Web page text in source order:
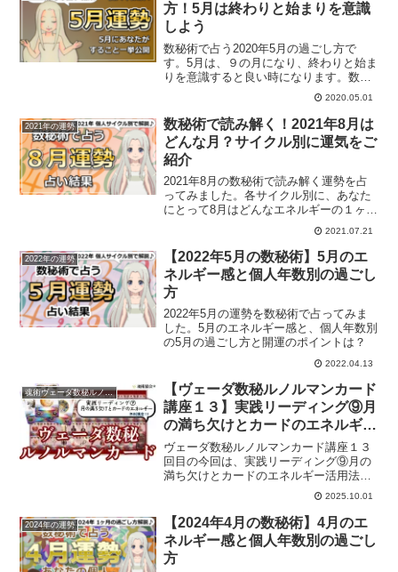
方！5月は終わりと始まりを意識
しよう
数秘術で占う2020年5月の過ごし方で
す。5月は、９の月になり、終わりと始ま
りを意識すると良い時になります。数秘
術でみる5月のオススメの過ごし方とは？
2020.05.01
2021年の運勢
数秘術で読み解く！2021年8月は
どんな月？サイクル別に運気をご
紹介
2021年8月の数秘術で読み解く運勢を占
ってみました。各サイクル別に、あなた
にとって8月はどんなエネルギーの１ヶ月
になるでしょうか？どんな過ごし方がお
すすめなのか？ご紹介していきます。
2021.07.21
2022年の運勢
【2022年5月の数秘術】5月のエ
ネルギー感と個人年数別の過ごし
方
2022年5月の運勢を数秘術で占ってみま
した。5月のエネルギー感と、個人年数別
の5月の過ごし方と開運のポイントは？
2022.04.13
魂術ヴェーダ数秘ルノルマンカード
【ヴェーダ数秘ルノルマンカード
講座１３】実践リーディング⑨月
の満ち欠けとカードのエネルギー
活用法
ヴェーダ数秘ルノルマンカード講座１３
回目の今回は、実践リーディング⑨月の
満ち欠けとカードのエネルギー活用法に
ついてのお話をしていきます。 2025.10.01
2024年の運勢
【2024年4月の数秘術】4月のエ
ネルギー感と個人年数別の過ごし
方